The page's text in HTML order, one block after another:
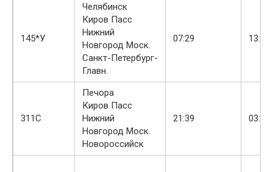
145*У
Челябинск
Киров Пасс
Нижний
Новгород Моск.
Санкт-Петербург-
Главн.
07:29 13:54
311С
Печора
Киров Пасс
Нижний
Новгород Моск.
Новороссийск
21:39 03:42